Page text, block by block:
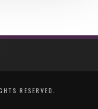
RESERVED.